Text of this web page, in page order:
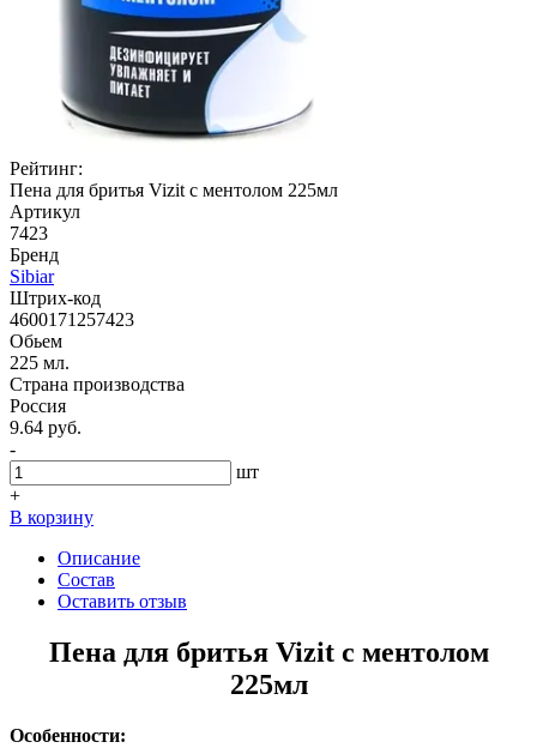
Рейтинг:
Пена для бритья Vizit с ментолом 225мл
Артикул
7423
Бренд
Sibiar
Штрих-код
4600171257423
Обьем
225 мл.
Страна производства
Россия
9.64 руб.
-
шт
+
В корзину
Описание
Состав
Оставить отзыв
Пена для бритья Vizit с ментолом
225мл
Особенности: